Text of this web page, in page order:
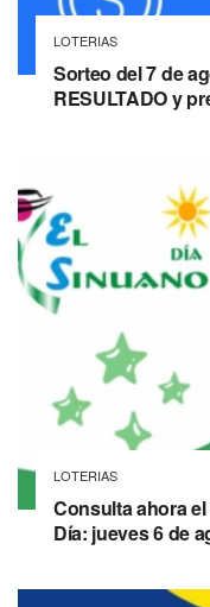
LOTERIAS
Sorteo del 7 de
RESULTADO y
LOTERIAS
Consulta ahora
Día: jueves 6 de